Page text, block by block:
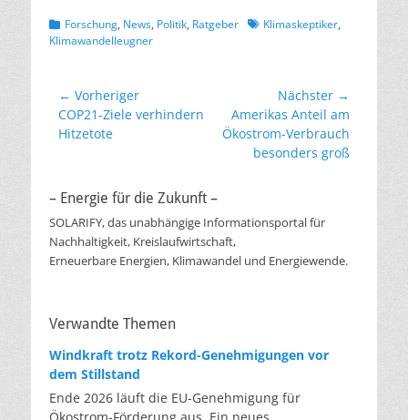
Kategorien
Forschung, News, Politik, Ratgeber Schlagworte
Klimaskeptiker,
Klimawandelleugner
Beitragsnavigation
← Vorheriger
Vorheriger
Beitrag:
COP21-Ziele verhindern
Hitzetote
Nächster →
Nächster
Beitrag:
Amerikas Anteil am
Ökostrom-Verbrauch
besonders groß
– Energie für die Zukunft –
SOLARIFY, das unabhängige Informationsportal für
Nachhaltigkeit, Kreislaufwirtschaft,
Erneuerbare Energien, Klimawandel und Energiewende.
Verwandte Themen
Windkraft trotz Rekord-Genehmigungen vor
dem Stillstand
Ende 2026 läuft die EU-Genehmigung für